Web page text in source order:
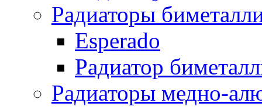
Радиаторы
Esperado
Радиатор
Радиаторы медно-